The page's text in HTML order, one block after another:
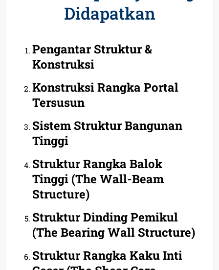
Didapatkan
Pengantar Struktur &
Konstruksi
Konstruksi Rangka Portal
Tersusun
Sistem Struktur Bangunan
Tinggi
Struktur Rangka Balok
Tinggi (The Wall-Beam
Structure)
Struktur Dinding Pemikul
(The Bearing Wall Structure)
Struktur Rangka Kaku Inti